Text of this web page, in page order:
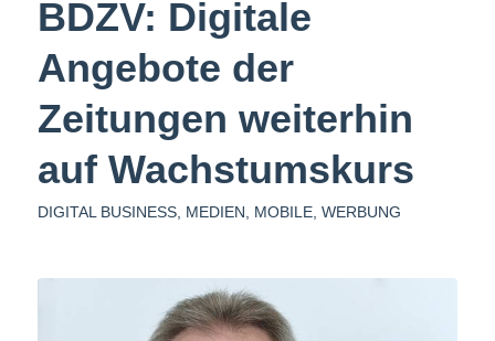
BDZV: Digitale
Angebote der
Zeitungen weiterhin
auf Wachstumskurs
DIGITAL BUSINESS, MEDIEN MOBILE, WERBUNG